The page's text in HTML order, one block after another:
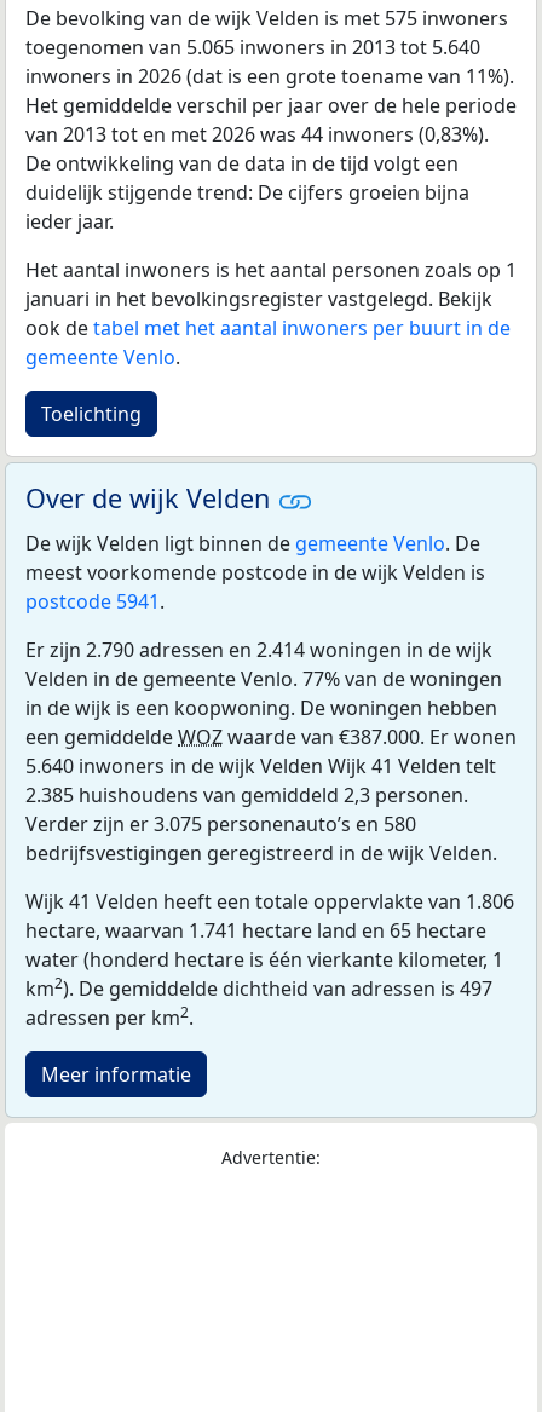
De bevolking van de wijk Velden is met 575 inwoners
toegenomen van 5.065 inwoners in 2013 tot 5.640
inwoners in 2026 (dat is een grote toename van 11%).
Het gemiddelde verschil per jaar over de hele periode
van 2013 tot en met 2026 was 44 inwoners (0,83%).
De ontwikkeling van de data in de tijd volgt een
duidelijk stijgende trend: De cijfers groeien bijna
ieder jaar.
Het aantal inwoners is het aantal personen zoals op 1
januari in het bevolkingsregister vastgelegd. Bekijk
ook detabel met het aantal inwoners per buurt in de
gemeente Venlo.
Toelichting
Over de wijk Velden
De wijk Velden ligt binnen de gemeente Venlo. De
meest voorkomende postcode in de wijk Velden is
postcode 5941.
Er zijn 2.790 adressen en 2.414 woningen in de wijk
Velden in de gemeente Venlo. 77% van de woningen
in de wijk is een koopwoning. De woningen hebben
een gemiddeldeWOZwaarde van €387.000. Er wonen
5.640 inwoners in de wijk Velden Wijk 41 Velden telt
2.385 huishoudens van gemiddeld 2,3 personen.
Verder zijn er 3.075 personenauto’s en 580
bedrijfsvestigingen geregistreerd in de wijk Velden.
Wijk 41 Velden heeft een totale oppervlakte van 1.806
hectare, waarvan 1.741 hectare land en 65 hectare
water (honderd hectare is één vierkante kilometer, 1
km2). De gemiddelde dichtheid van adressen is 497
adressen per km2.
Meer informatie
Advertentie: